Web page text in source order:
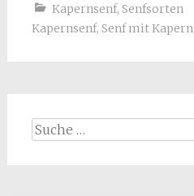
Kapernsenf, Senfsorten
Kapernsenf, Senf mit Kapern
Suche